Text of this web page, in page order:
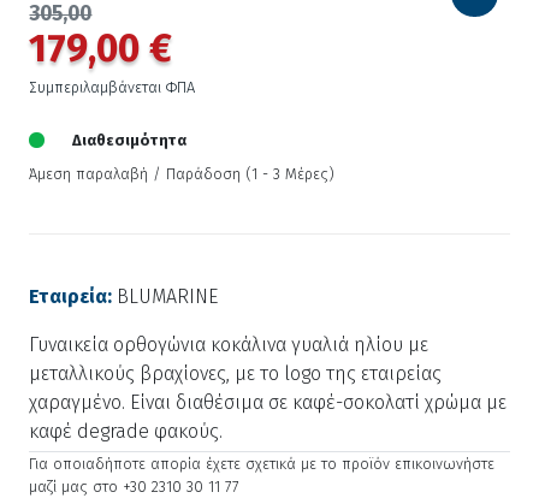
305,00
179,00 €
Συμπεριλαμβάνεται ΦΠΑ
Διαθεσιμότητα
Άμεση παραλαβή / Παράδoση (1 - 3 Μέρες)
Εταιρεία: BLUMARINE
Γυναικεία ορθογώνια κοκάλινα γυαλιά ηλίου με
μεταλλικούς βραχίονες, με το logo της εταιρείας
χαραγμένο. Είναι διαθέσιμα σε καφέ-σοκολατί χρώμα με
καφέ degrade φακούς.
Για οποιαδήποτε απορία έχετε σχετικά με το προϊόν επικοινωνήστε
μαζί μας στο +30 2310 30 11 77